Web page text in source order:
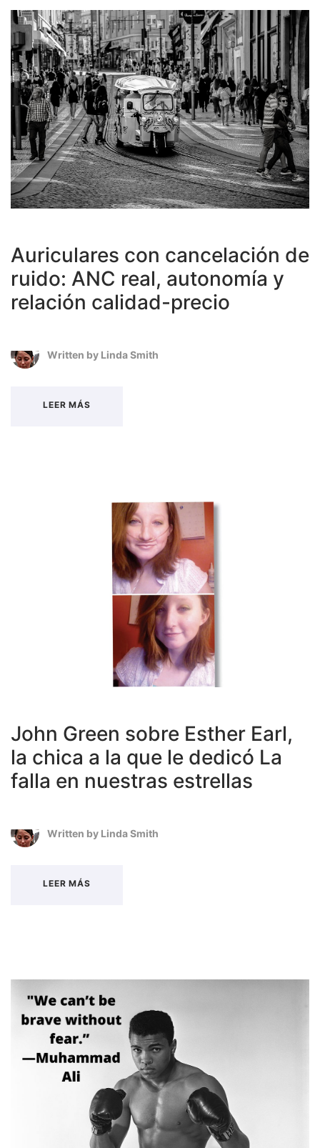
Auriculares con cancelación de
ruido: ANC real, autonomía y
relación calidad-precio
Written by Linda Smith
LEER MÁS
John Green sobre Esther Earl,
la chica a la que le dedicó La
falla en nuestras estrellas
Written by Linda Smith
LEER MÁS